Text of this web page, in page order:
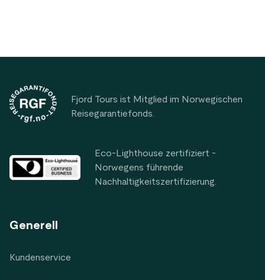
Fjord Tours ist Mitglied im Norwegischen
Reisegarantiefonds.
Eco-Lighthouse zertifiziert -
Norwegens führende
Nachhaltigkeitszertifizierung.
Generell
Kundenservice